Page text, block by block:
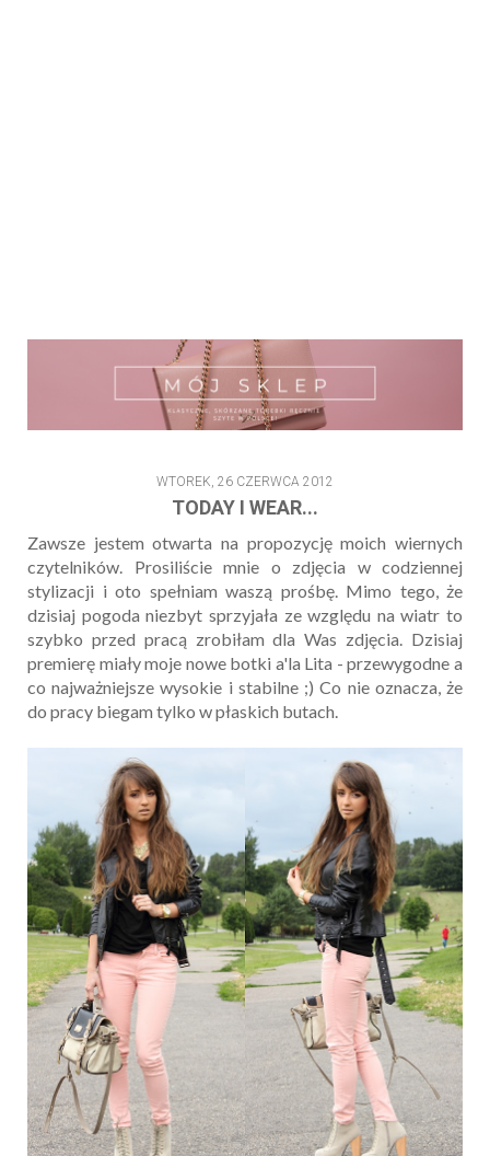
WTOREK, 26 CZERWCA 2012
TODAY I WEAR...
Zawsze jestem otwarta na propozycję moich wiernych
czytelników. Prosiliście mnie o zdjęcia w codziennej
stylizacji i oto spełniam waszą prośbę. Mimo tego, że
dzisiaj pogoda niezbyt sprzyjała ze względu na wiatr to
szybko przed pracą zrobiłam dla Was zdjęcia. Dzisiaj
premierę miały moje nowe botki a'la Lita - przewygodne a
co najważniejsze wysokie i stabilne ;) Co nie oznacza, że
do pracy biegam tylko w płaskich butach.